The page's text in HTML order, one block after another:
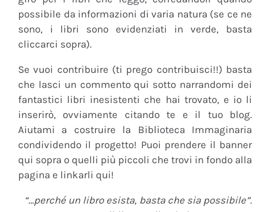
possibile da informazioni di varia natura (se ce ne
sono, i libri sono evidenziati in verde, basta
cliccarci sopra).
Se vuoi contribuire (ti prego contribuisci!!) basta
che lasci un commento qui sotto narrandomi dei
fantastici libri inesistenti che hai trovato, e io li
inserirò, ovviamente citando te e il tuo blog.
Aiutami a costruire la Biblioteca Immaginaria
condividendo il progetto! Puoi prendere il banner
qui sopra o quelli più piccoli che trovi in fondo alla
pagina e linkarli qui!
“…perché un libro esista, basta che sia possibile”.